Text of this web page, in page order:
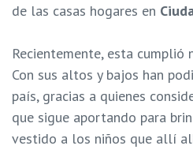
de las casas hogares en
Recientemente, esta cumplió
Con sus altos y bajos han
país, gracias a quienes
que sigue aportando para
vestido a los niños que allí